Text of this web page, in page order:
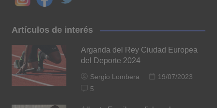
Artículos de interés
Arganda del Rey Ciudad Europea
del Deporte 2024
Sergio Lombera
19/07/2023
5